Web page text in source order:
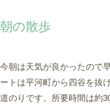
朝の散歩
今朝は天気が良かったので
ートは平河町から四谷を抜
道のりです。所要時間は約